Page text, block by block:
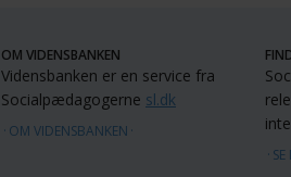
OM VIDENSBANKEN
Vidensbanken er en service fra
Socialpædagogerne sl.dk
OM VIDENSBANKEN
SE